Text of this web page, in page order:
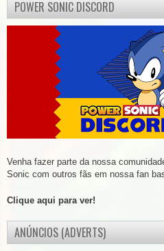
POWER SONIC DISCORD
Venha fazer parte da nossa
Sonic com outros fãs em nossa fan
Clique aqui para ver!
ANÚNCIOS (ADVERTS)